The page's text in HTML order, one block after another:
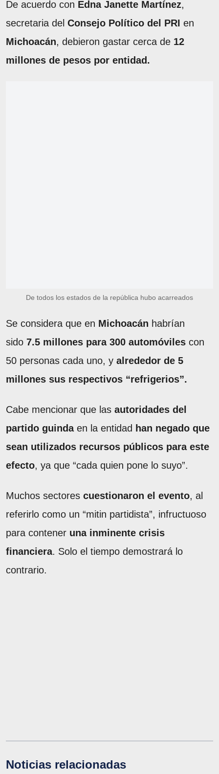
De acuerdo con Edna Janette Martínez,
secretaria del Consejo Político del PRI en
Michoacán, debieron gastar cerca de 12
millones de pesos por entidad.
De todos los estados de la república hubo acarreados
Se considera que en Michoacán habrían
sido 7.5 millones para 300 automóviles con
50 personas cada uno, y alrededor de 5
millones sus respectivos “refrigerios”.
Cabe mencionar que las autoridades del
partido guindaen la entidad han negado que
sean utilizados recursos públicos para este
efecto, ya que “cada quien pone lo suyo”.
Muchos sectores cuestionaron el evento, al
referirlo como un “mitin partidista”, infructuoso
para contener una inminente crisis
financiera. Solo el tiempo demostrará lo
contrario.
Noticias relacionadas